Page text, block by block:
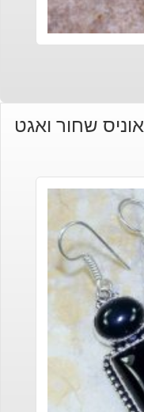
שחור ואגט